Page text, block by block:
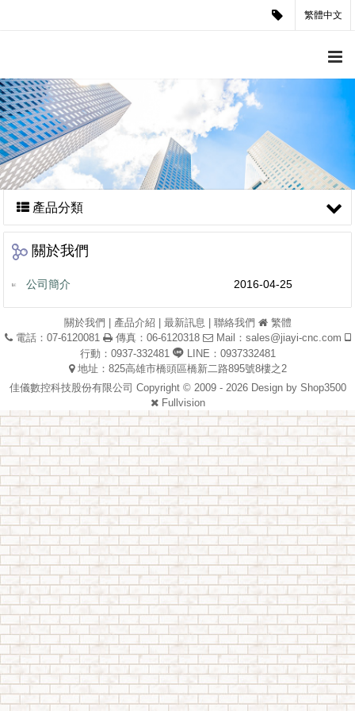
繁體中文
產品分類
關於我們
公司簡介 2016-04-25
關於我們 產品介紹 最新訊息 聯絡我們
繁體
電話：07-6120081
傳真：06-6120318 Mail： sales@jiayi-cnc.com
行動：0937-332481
LINE：0937332481
地址：825高雄市橋頭區橋新二路895號8樓之2
佳儀數控科技股份有限公司 Copyright © 2009 - 2026 Design by Shop3500
Fullvision